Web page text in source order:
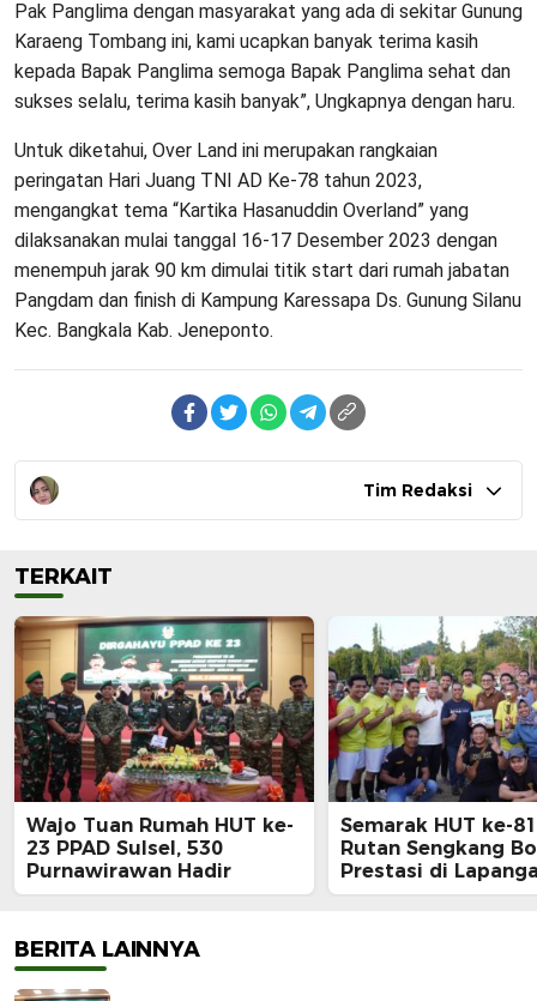
Pak Panglima dengan masyarakat yang ada di sekitar Gunung
Karaeng Tombang ini, kami ucapkan banyak terima kasih
kepada Bapak Panglima semoga Bapak Panglima sehat dan
sukses selalu, terima kasih banyak”, Ungkapnya dengan haru.
Untuk diketahui, Over Land ini merupakan rangkaian
peringatan Hari Juang TNI AD Ke-78 tahun 2023,
mengangkat tema “Kartika Hasanuddin Overland” yang
dilaksanakan mulai tanggal 16-17 Desember 2023 dengan
menempuh jarak 90 km dimulai titik start dari rumah jabatan
Pangdam dan finish di Kampung Karessapa Ds. Gunung Silanu
Kec. Bangkala Kab. Jeneponto.
Tim Redaksi
TERKAIT
Wajo Tuan Rumah HUT ke-
23 PPAD Sulsel, 530
Purnawirawan Hadir
Semarak HUT ke-
Rutan Sengkang
Prestasi di
Merdeka
BERITA LAINNYA